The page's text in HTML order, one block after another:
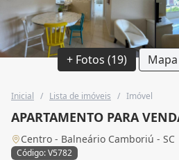
+ Fotos (19) Mapa
Inicial / Lista de imóveis / Imóvel
APARTAMENTO PARA
Centro - Balneário Camboriú - SC
Código: V5782